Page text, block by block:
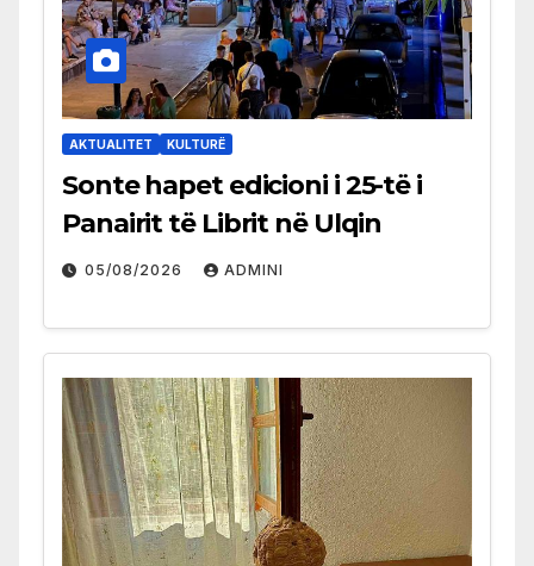
AKTUALITET KULTURË
Sonte hapet edicioni i 25-të i
Panairit të Librit në Ulqin
05/08/2026 ADMINI